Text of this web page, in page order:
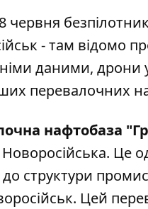
червня
- там відомо
даними, дрони
перевалочних
нафтобаза
Це
структури
Цей